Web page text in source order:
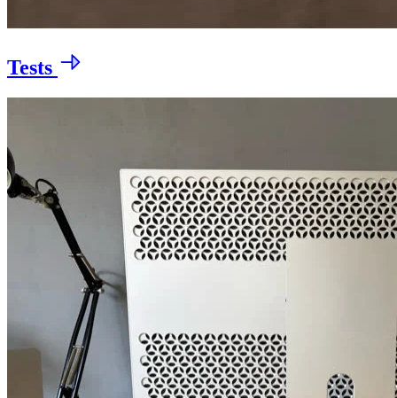
Tests